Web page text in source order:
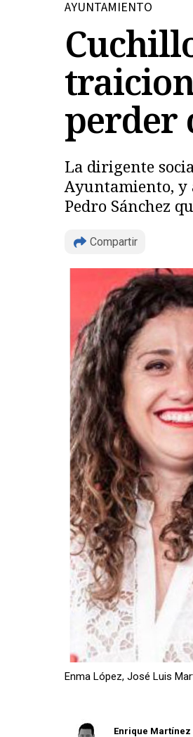
AYUNTAMIENTO
perder
La dirigente
Ayuntamiento, y
Pedro Sánchez
Compartir
Enma López, José Luis
Enrique Martínez